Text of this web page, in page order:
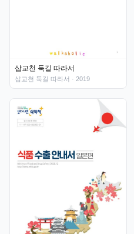
삽교천 둑길 따라서
삽교천 둑길 따라서 · 2019